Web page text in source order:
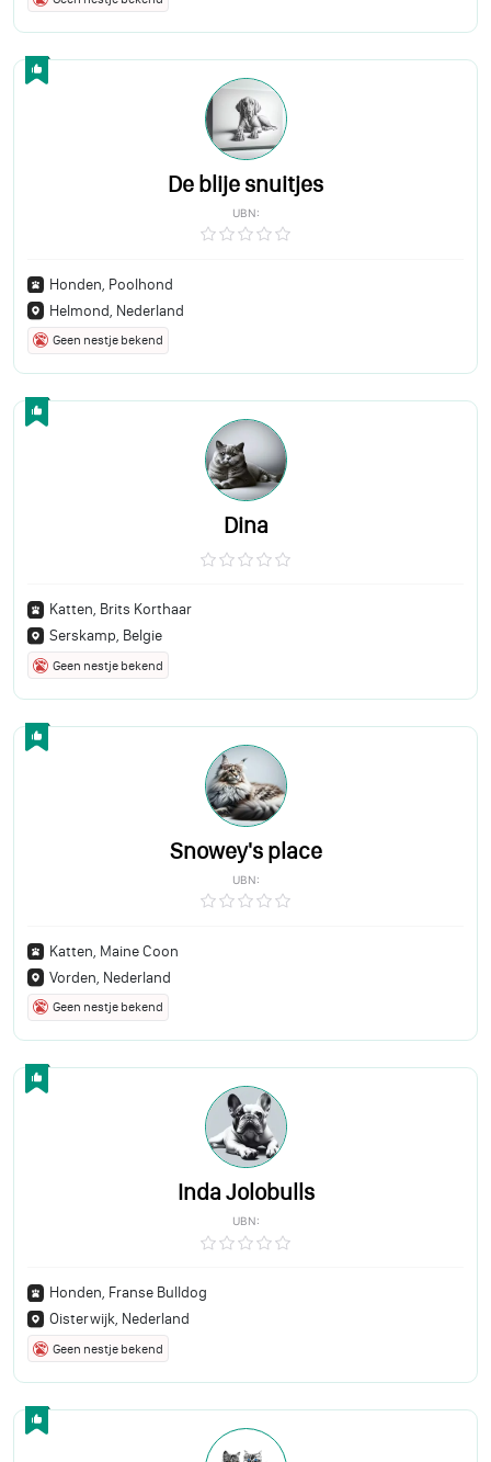
De blije snuitjes
UBN:
Honden, Poolhond
Helmond, Nederland
Geen nestje bekend
Dina
Katten, Brits Korthaar
Serskamp, Belgie
Geen nestje bekend
Snowey's place
UBN:
Katten, Maine Coon
Vorden, Nederland
Geen nestje bekend
Inda Jolobulls
UBN:
Honden, Franse Bulldog
Oisterwijk, Nederland
Geen nestje bekend